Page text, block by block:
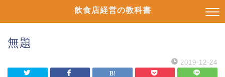
飲食店経営の教科書
無題
2019-12-24